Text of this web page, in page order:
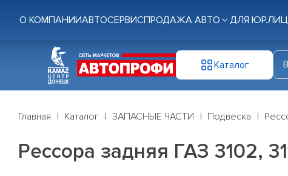
О КОМПАНИИАВТОСЕРВИСПРОДАЖА АВТО ДЛЯ ЮР.ЛИЦ
Каталог
Главная Каталог ЗАПАСНЫЕ ЧАСТИ Подвеска
Рессора задняя ГАЗ 3102,